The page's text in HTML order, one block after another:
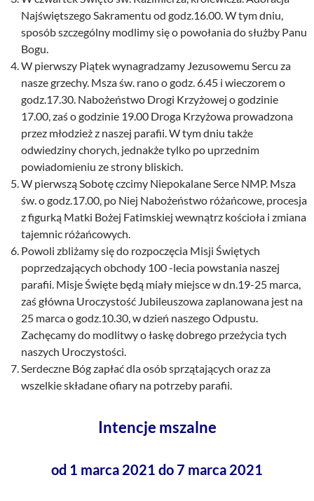
Najświętszego Sakramentu od godz.16.00. W tym dniu,
sposób szczególny modlimy się o powołania do służby Panu
Bogu.
W pierwszy Piątek wynagradzamy Jezusowemu Sercu za
nasze grzechy. Msza św. rano o godz. 6.45 i wieczorem o
godz.17.30. Nabożeństwo Drogi Krzyżowej o godzinie
17.00, zaś o godzinie 19.00 Droga Krzyżowa prowadzona
przez młodzież z naszej parafii. W tym dniu także
odwiedziny chorych, jednakże tylko po uprzednim
powiadomieniu ze strony bliskich.
W pierwszą Sobotę czcimy Niepokalane Serce NMP. Msza
św. o godz.17.00, po Niej Nabożeństwo różańcowe, procesja
z figurką Matki Bożej Fatimskiej wewnątrz kościoła i zmiana
tajemnic różańcowych.
Powoli zbliżamy się do rozpoczęcia Misji Świętych
poprzedzających obchody 100 -lecia powstania naszej
parafii. Misje Święte będą miały miejsce w dn.19-25 marca,
zaś główna Uroczystość Jubileuszowa zaplanowana jest na
25 marca o godz.10.30, w dzień naszego Odpustu.
Zachęcamy do modlitwy o łaskę dobrego przeżycia tych
naszych Uroczystości.
Serdeczne Bóg zapłać dla osób sprzątających oraz za
wszelkie składane ofiary na potrzeby parafii.
Intencje mszalne
od 1 marca 2021 do 7 marca 2021